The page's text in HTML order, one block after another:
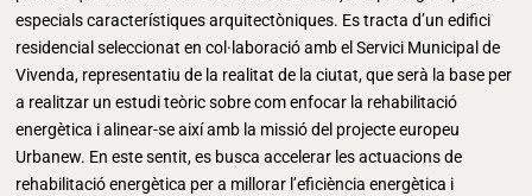
especials característiques arquitectòniques. Es tracta d’un edifici
residencial seleccionat en col·laboració amb el Servici Municipal de
Vivenda, representatiu de la realitat de la ciutat, que serà la base per
a realitzar un estudi teòric sobre com enfocar la rehabilitació
energètica i alinear-se així amb la missió del projecte europeu
Urbanew. En este sentit, es busca accelerar les actuacions de
rehabilitació energètica per a millorar l’eficiència energètica i